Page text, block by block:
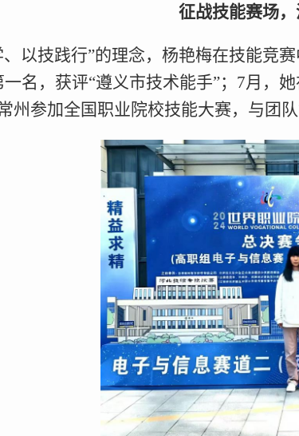
征战技能赛场
、以技践行”的理念，杨艳梅在技能竞
名，获评“遵义市技术能手”；7月，
州参加全国职业院校技能大赛，与团